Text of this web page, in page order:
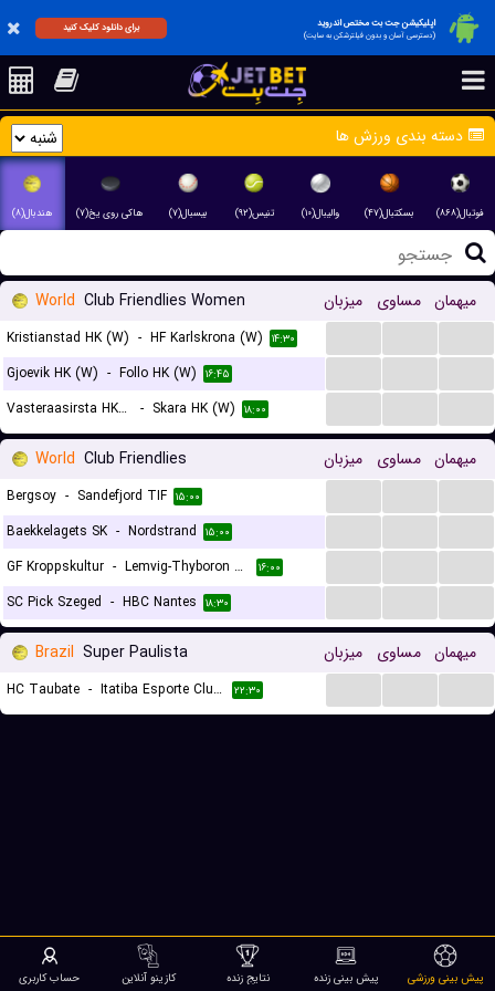
اپلیکیشن جت بت مختص اندروید
(دسترسی آسان و بدون فیلترشکن به سایت)
برای دانلود کلیک کنید
دسته بندی ورزش ها
فوتبال(۸۶۸) بسکتبال(۴۷) والیبال(۱۰) تنیس(۹۲) بیسبال(۷) هاکی روی یخ(۷) هندبال(۸)
World Club Friendlies Women میزبان مساوی میهمان
Kristianstad HK (W) - HF Karlskrona (W) ۱۴:۳۰
Gjoevik HK (W) - Follo HK (W) ۱۶:۴۵
Vasteraasirsta HK (W)
- Skara HK (W) ۱۸:۰۰
World Club Friendlies میزبان مساوی میهمان
Bergsoy - Sandefjord TIF ۱۵:۰۰
Baekkelagets SK - Nordstrand ۱۵:۰۰
GF Kroppskultur - Lemvig-Thyboron Handball ۱۶:۰۰
SC Pick Szeged - HBC Nantes ۱۸:۳۰
Brazil Super Paulista میزبان مساوی میهمان
HC Taubate - Itatiba Esporte Clube ۲۲:۳۰
پیش بینی ورزشی پیش بینی زنده نتایج زنده کازینو آنلاین حساب کاربری